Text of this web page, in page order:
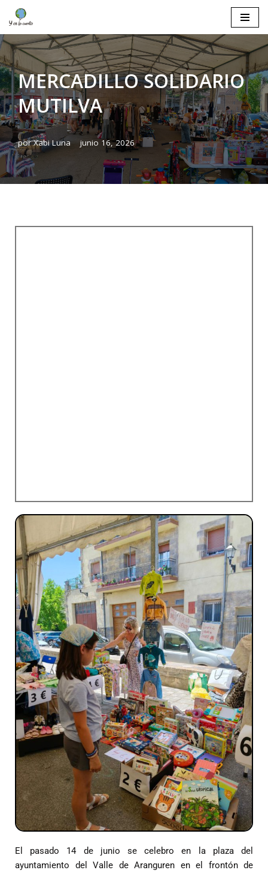
Saltar
al
contenido
MERCADILLO SOLIDARIO
MUTILVA
porXabi Luna junio 16, 2026
El pasado 14 de junio se celebro en la plaza del
ayuntamiento del Valle de Aranguren en el frontón de